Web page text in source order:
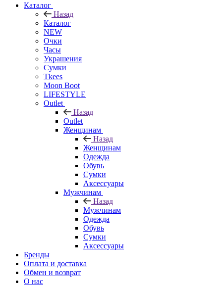
Каталог
Назад
Каталог
NEW
Очки
Часы
Украшения
Сумки
Tkees
Moon Boot
LIFESTYLE
Outlet
Назад
Outlet
Женщинам
Назад
Женщинам
Одежда
Обувь
Сумки
Аксессуары
Мужчинам
Назад
Мужчинам
Одежда
Обувь
Сумки
Аксессуары
Бренды
Оплата и доставка
Обмен и возврат
О нас